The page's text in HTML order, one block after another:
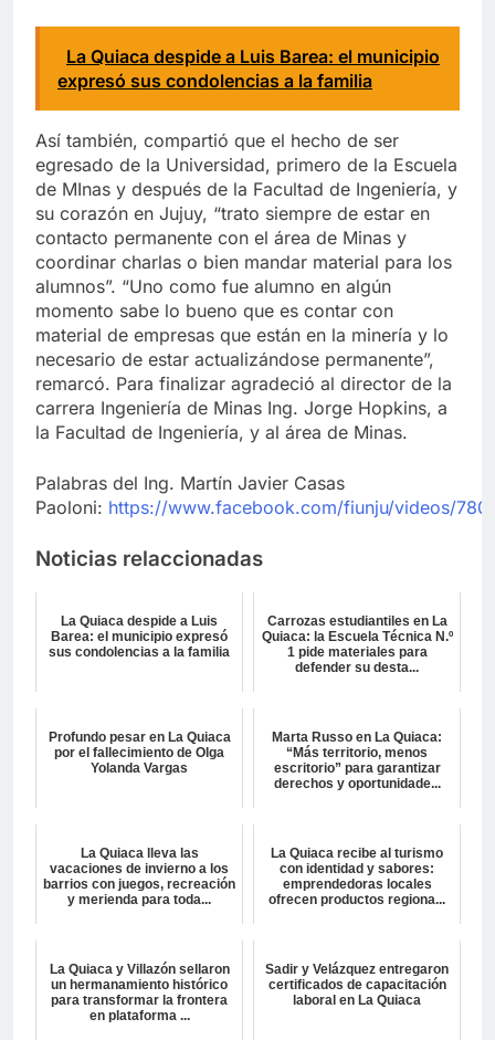
La Quiaca despide a Luis Barea: el municipio
expresó sus condolencias a la familia
Así también, compartió que el hecho de ser
egresado de la Universidad, primero de la Escuela
de MInas y después de la Facultad de Ingeniería, y
su corazón en Jujuy, “trato siempre de estar en
contacto permanente con el área de Minas y
coordinar charlas o bien mandar material para los
alumnos”. “Uno como fue alumno en algún
momento sabe lo bueno que es contar con
material de empresas que están en la minería y lo
necesario de estar actualizándose permanente”,
remarcó. Para finalizar agradeció al director de la
carrera Ingeniería de Minas Ing. Jorge Hopkins, a
la Facultad de Ingeniería, y al área de Minas.
Palabras del Ing. Martín Javier Casas
Paoloni: https://www.facebook.com/fiunju/videos/
Noticias relaccionadas
La Quiaca despide a Luis
Barea: el municipio expresó
sus condolencias a la familia
Carrozas estudiantiles en La
Quiaca: la Escuela Técnica N.º
1 pide materiales para
defender su desta...
Profundo pesar en La Quiaca
por el fallecimiento de Olga
Yolanda Vargas
Marta Russo en La Quiaca:
“Más territorio, menos
escritorio” para garantizar
derechos y oportunidade...
La Quiaca lleva las
vacaciones de invierno a los
barrios con juegos, recreación
y merienda para toda...
La Quiaca recibe al turismo
con identidad y sabores:
emprendedoras locales
ofrecen productos regiona...
La Quiaca y Villazón sellaron
un hermanamiento histórico
para transformar la frontera
en plataforma ...
Sadir y Velázquez entregaron
certificados de capacitación
laboral en La Quiaca